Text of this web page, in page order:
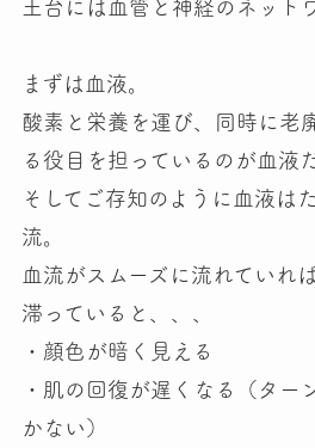
土台には血管と神経のネット
まずは血液。
酸素と栄養を運び、同時に老
る役目を担っているのが血液だ
そしてご存知のように血液は
流。
血流がスムーズに流れていれ
滞っていると、、、
・顔色が暗く見える
・肌の回復が遅くなる（ター
かない）